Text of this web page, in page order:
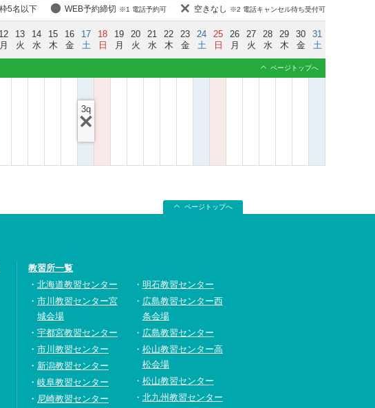
5名以下 WEB予約締切 ※1 電話予約可 空きなし ※2 電話キャンセル待ち受付可
12
月
13
火
14
水
15
木
16
金
17
土
18
日
19
月
20
火
21
水
22
木
23
金
24
土
25
日
26
月
27
火
28
水
29
木
30
金
31
土
ページトップへ
3q
ページトップへ
教習所一覧
北海道教習センター
市川教習センター宮
城会場
宇都宮教習センター
市川教習センター
新潟教習センター
岐阜教習センター
尼崎教習センター
明石教習センター
広島教習センター西
条会場
広島教習センター
松山教習センター高
松会場
松山教習センター
北九州教習センター